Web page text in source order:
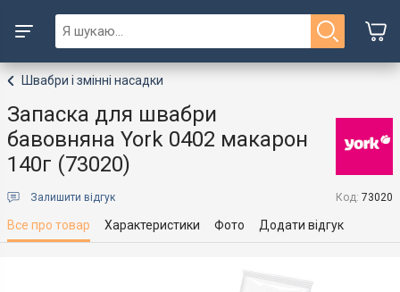
Швабри і змінні насадки
Запаска для швабри
бавовняна York 0402 макарон
140г (73020)
Залишити відгук Код: 73020
Все про товар Характеристики Фото Додати відгук